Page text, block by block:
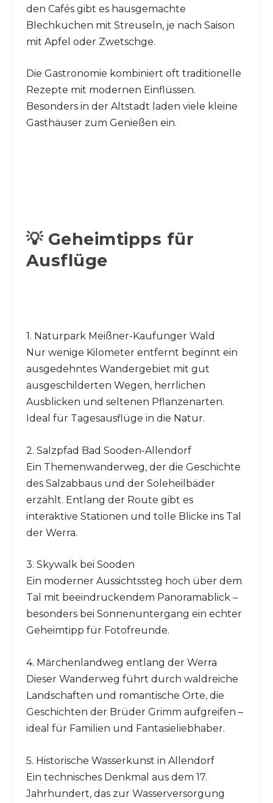
den Cafés gibt es hausgemachte
Blechkuchen mit Streuseln, je nach Saison
mit Apfel oder Zwetschge.
Die Gastronomie kombiniert oft traditionelle
Rezepte mit modernen Einflüssen.
Besonders in der Altstadt laden viele kleine
Gasthäuser zum Genießen ein.
💡 Geheimtipps für
Ausflüge
1. Naturpark Meißner-Kaufunger Wald
Nur wenige Kilometer entfernt beginnt ein
ausgedehntes Wandergebiet mit gut
ausgeschilderten Wegen, herrlichen
Ausblicken und seltenen Pflanzenarten.
Ideal für Tagesausflüge in die Natur.
2. Salzpfad Bad Sooden-Allendorf
Ein Themenwanderweg, der die Geschichte
des Salzabbaus und der Soleheilbäder
erzählt. Entlang der Route gibt es
interaktive Stationen und tolle Blicke ins Tal
der Werra.
3. Skywalk bei Sooden
Ein moderner Aussichtssteg hoch über dem
Tal mit beeindruckendem Panoramablick –
besonders bei Sonnenuntergang ein echter
Geheimtipp für Fotofreunde.
4. Märchenlandweg entlang der Werra
Dieser Wanderweg führt durch waldreiche
Landschaften und romantische Orte, die
Geschichten der Brüder Grimm aufgreifen –
ideal für Familien und Fantasieliebhaber.
5. Historische Wasserkunst in Allendorf
Ein technisches Denkmal aus dem 17.
Jahrhundert, das zur Wasserversorgung